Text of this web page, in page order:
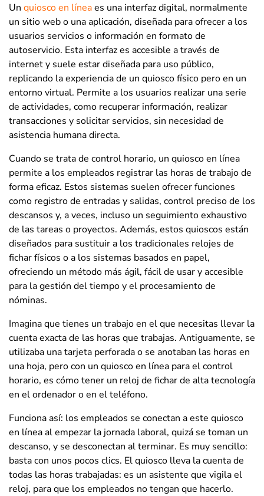
Un quiosco en líneaes una interfaz digital, normalmente
un sitio web o una aplicación, diseñada para ofrecer a los
usuarios servicios o información en formato de
autoservicio. Esta interfaz es accesible a través de
internet y suele estar diseñada para uso público,
replicando la experiencia de un quiosco físico pero en un
entorno virtual. Permite a los usuarios realizar una serie
de actividades, como recuperar información, realizar
transacciones y solicitar servicios, sin necesidad de
asistencia humana directa.
Cuando se trata de control horario, un quiosco en línea
permite a los empleados registrar las horas de trabajo de
forma eficaz. Estos sistemas suelen ofrecer funciones
como registro de entradas y salidas, control preciso de los
descansos y, a veces, incluso un seguimiento exhaustivo
de las tareas o proyectos. Además, estos quioscos están
diseñados para sustituir a los tradicionales relojes de
fichar físicos o a los sistemas basados en papel,
ofreciendo un método más ágil, fácil de usar y accesible
para la gestión del tiempo y el procesamiento de
nóminas.
Imagina que tienes un trabajo en el que necesitas llevar la
cuenta exacta de las horas que trabajas. Antiguamente, se
utilizaba una tarjeta perforada o se anotaban las horas en
una hoja, pero con un quiosco en línea para el control
horario, es cómo tener un reloj de fichar de alta tecnología
en el ordenador o en el teléfono.
Funciona así: los empleados se conectan a este quiosco
en línea al empezar la jornada laboral, quizá se toman un
descanso, y se desconectan al terminar. Es muy sencillo:
basta con unos pocos clics. El quiosco lleva la cuenta de
todas las horas trabajadas: es un asistente que vigila el
reloj, para que los empleados no tengan que hacerlo.